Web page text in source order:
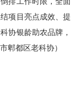
项目亮点成效、提
协银龄助农品牌，
郫都区老科协）